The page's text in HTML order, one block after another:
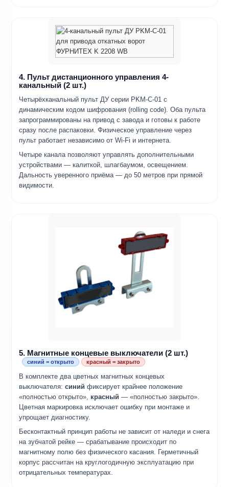
4. Пульт дистанционного управления 4-
канальный (2 шт.)
Четырёхканальный пульт ДУ серии PKM-C-01 с
динамическим кодом шифрования (rolling code). Оба пульта
запрограммированы на привод с завода и готовы к работе
сразу после распаковки. Физическое управление через
пульт работает независимо от Wi-Fi и интернета.
Четыре канала позволяют управлять дополнительными
устройствами — калиткой, шлагбаумом, освещением.
Дальность уверенного приёма — до 50 метров при прямой
видимости.
5. Магнитные концевые выключатели (2 шт.)
синий = открыто красный = закрыто
В комплекте два цветных магнитных концевых
выключателя: синий фиксирует крайнее положение
«полностью открыто», красный — «полностью закрыто».
Цветная маркировка исключает ошибку при монтаже и
упрощает диагностику.
Бесконтактный принцип работы не зависит от наледи и снега
на зубчатой рейке — срабатывание происходит по
магнитному полю без физического касания. Герметичный
корпус рассчитан на круглогодичную эксплуатацию при
отрицательных температурах.